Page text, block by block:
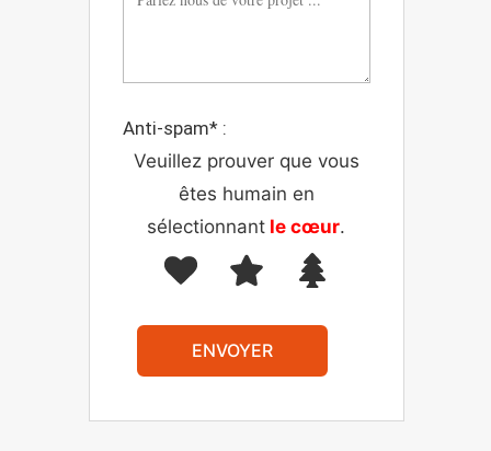
Anti-spam* :
Veuillez prouver que vous
êtes humain en
sélectionnant le cœur.
ENVOYER